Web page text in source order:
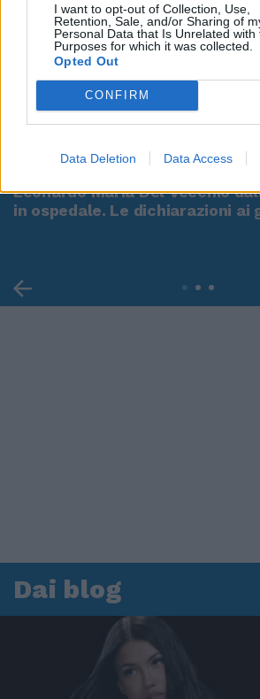
I want to opt-out of Collection, Use,
Retention, Sale, and/or Sharing of
Personal Data that Is Unrelated with
Purposes for which it was collected.
Opted Out
CONFIRM
Data Deletion Data Access
Leonardo Maria Del Vecchio
in ospedale. Le dichiarazioni ai
Dai blog